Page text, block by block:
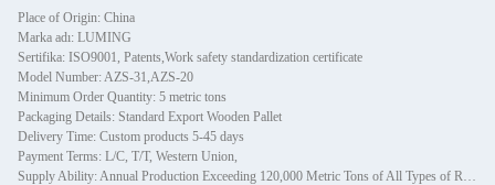
Place of Origin: China
Marka adı: LUMING
Sertifika: ISO9001, Patents,Work safety standardization certificate
Model Number: AZS-31,AZS-20
Minimum Order Quantity: 5 metric tons
Packaging Details: Standard Export Wooden Pallet
Delivery Time: Custom products 5-45 days
Payment Terms: L/C, T/T, Western Union,
Supply Ability: Annual Production Exceeding 120,000 Metric Tons of All Types of Refractory Materials Including Castables, Preforms, and Bric